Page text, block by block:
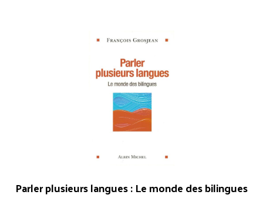
Parler plusieurs langues : Le monde des bilingues